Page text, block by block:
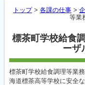
トップ> 各課の仕事 >
等業
標茶町学校給食
ーザ
標茶町学校給食調理等業
海道標茶高等学校に安全